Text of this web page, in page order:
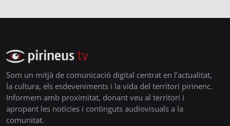
Som un mitjà de comunicació digital centrat en l’actualitat,
la cultura, els esdeveniments i la vida del territori pirinenc.
Informem amb proximitat, donant veu al territori i
apropant les notícies i continguts audiovisuals a la
comunitat.